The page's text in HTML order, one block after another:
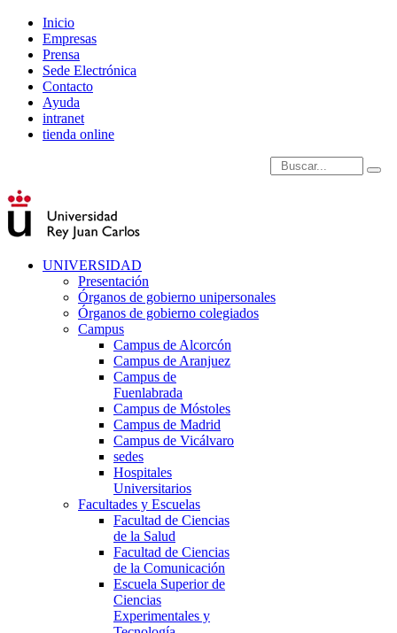
Inicio
Empresas
Prensa
Sede Electrónica
Contacto
Ayuda
intranet
tienda online
Introduce términos de
UNIVERSIDAD
Presentación
Órganos de gobierno unipersonales
Órganos de gobierno colegiados
Campus
Campus de Alcorcón
Campus de Aranjuez
Campus de
Fuenlabrada
Campus de Móstoles
Campus de Madrid
Campus de Vicálvaro
sedes
Hospitales
Universitarios
Facultades y Escuelas
Facultad de Ciencias
de la Salud
Facultad de Ciencias
de la Comunicación
Escuela Superior de
Ciencias
Experimentales y